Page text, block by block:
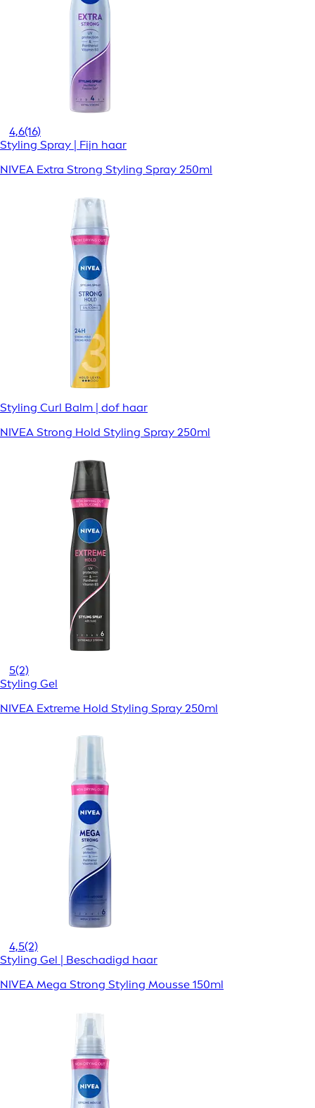
4,6(16)
Styling Spray | Fijn haar
NIVEA Extra Strong Styling Spray 250ml
Styling Curl Balm | dof haar
NIVEA Strong Hold Styling Spray 250ml
5(2)
Styling Gel
NIVEA Extreme Hold Styling Spray 250ml
4,5(2)
Styling Gel | Beschadigd haar
NIVEA Mega Strong Styling Mousse 150ml